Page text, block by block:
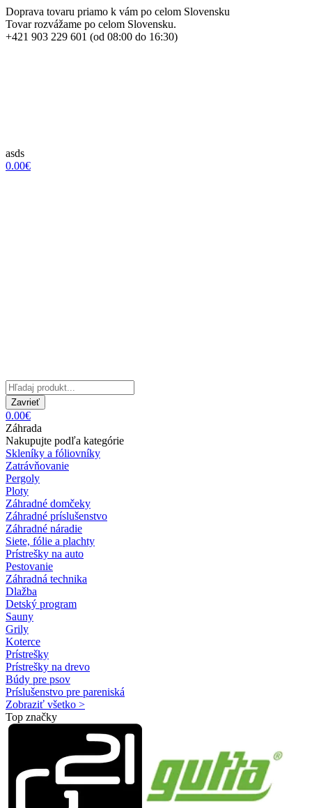
Doprava tovaru priamo k vám po celom Slovensku
Tovar rozvážame po celom Slovensku.
+421 903 229 601 (od 08:00 do 16:30)
asds
0.00€
Zavrieť
0.00€
Záhrada
Nakupujte podľa kategórie
Skleníky a fóliovníky
Zatrávňovanie
Pergoly
Ploty
Záhradné domčeky
Záhradné príslušenstvo
Záhradné náradie
Siete, fólie a plachty
Prístrešky na auto
Pestovanie
Záhradná technika
Dlažba
Detský program
Sauny
Grily
Koterce
Prístrešky
Prístrešky na drevo
Búdy pre psov
Príslušenstvo pre pareniská
Zobraziť všetko >
Top značky